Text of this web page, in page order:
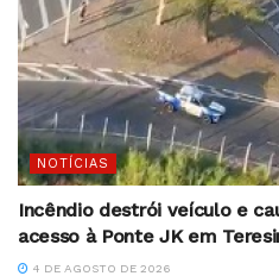
NOTÍCIAS
Incêndio destrói veículo e
acesso à Ponte JK em
4 DE AGOSTO DE 2026